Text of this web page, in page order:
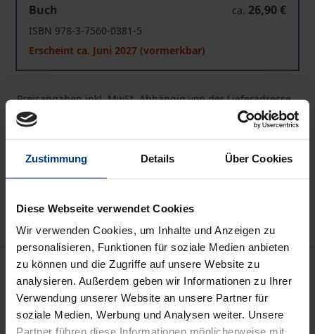
Zustimmung Details Über Cookies
Diese Webseite verwendet Cookies
Wir verwenden Cookies, um Inhalte und Anzeigen zu
personalisieren, Funktionen für soziale Medien anbieten
zu können und die Zugriffe auf unsere Website zu
analysieren. Außerdem geben wir Informationen zu Ihrer
Verwendung unserer Website an unsere Partner für
soziale Medien, Werbung und Analysen weiter. Unsere
Partner führen diese Informationen möglicherweise mit
Buch
ca. 26,90 €
ISBN 978-3-7560-0381-5
Erscheint ca. Juni 2027 (vormerkbar)
Preisangaben inkl. MwSt. Abhängig von der Lieferadresse
kann die MwSt. an der Kasse variieren.
In den Warenkorb
Zur Wunschliste hinzufügen
Beschreibung
Das Lehrbuch bietet eine vollständige Darstellung
des europäischen Vertragsrechts. Unter Einschluss